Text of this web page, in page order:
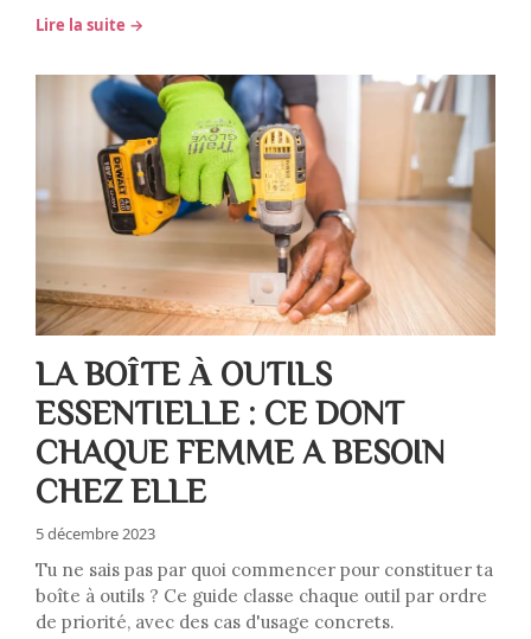
Lire la suite →
LA BOÎTE À OUTILS
ESSENTIELLE : CE DONT
CHAQUE FEMME A BESOIN
CHEZ ELLE
5 décembre 2023
Tu ne sais pas par quoi commencer pour constituer ta
boîte à outils ? Ce guide classe chaque outil par ordre
de priorité, avec des cas d'usage concrets.